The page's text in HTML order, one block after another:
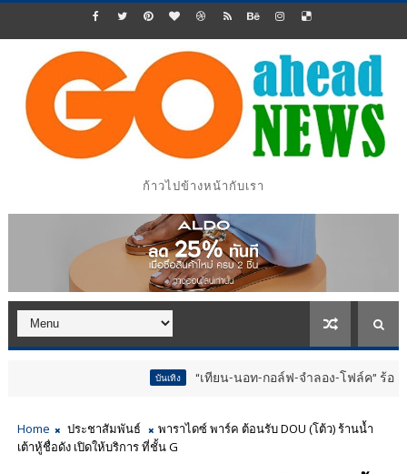
ก้าวไปข้างหน้ากับเรา
“เทียน-นอท-กอล์ฟ-จำลอง-โฟล์ค” ร้องจ๊าก!! อุ
Home ประชาสัมพันธ์
พาราไดซ์ พาร์ค ต้อนรับ DOU (โต้ว) ร้านน้ำ
เต้าหู้ชื่อดัง เปิดให้บริการ ที่ชั้น G